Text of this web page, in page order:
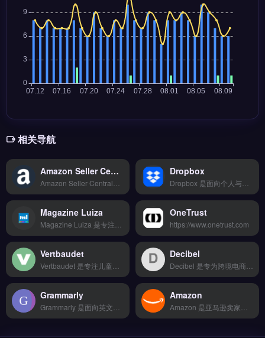
相关导航
Amazon Seller Central Dropbox
Magazine Luiza OneTrust
https://www.onetrust.com
Vertbaudet Decibel
Grammarly Amazon